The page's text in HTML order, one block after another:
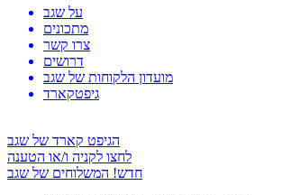
על שגב
מתכונים
צרו קשר
דרושים
מועדון הלקוחות של שגב
גיפטקארד
הגיפט קארד של שגב
לחצו לקניה ו/או הטענה
חדש! המשלוחים של שגב